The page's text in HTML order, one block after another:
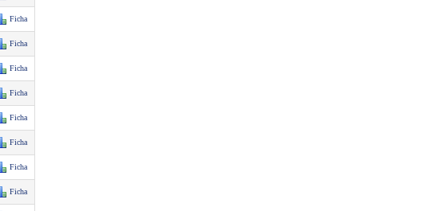
Ficha
Ficha
Ficha
Ficha
Ficha
Ficha
Ficha
Ficha